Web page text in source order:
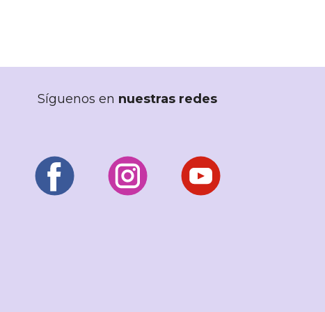
Síguenos en nuestras redes